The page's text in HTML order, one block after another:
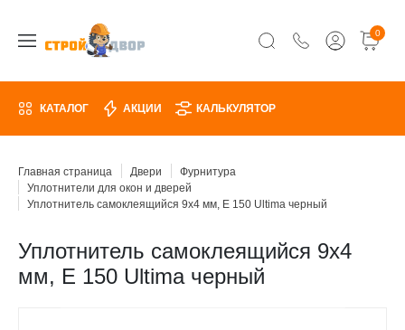
0
КАТАЛОГ АКЦИИ КАЛЬКУЛЯТОР
Главная страница Двери
Фурнитура
Уплотнители для окон и дверей
Уплотнитель самоклеящийся 9х4 мм, E 150 Ultima черный
Уплотнитель самоклеящийся 9х4
мм, E 150 Ultima черный